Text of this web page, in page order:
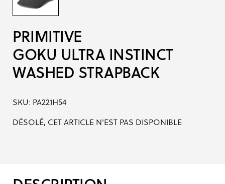
PRIMITIVE
GOKU ULTRA INSTINCT
WASHED STRAPBACK
SKU: PA221H54
DÉSOLÉ, CET ARTICLE N'EST PAS DISPONIBLE